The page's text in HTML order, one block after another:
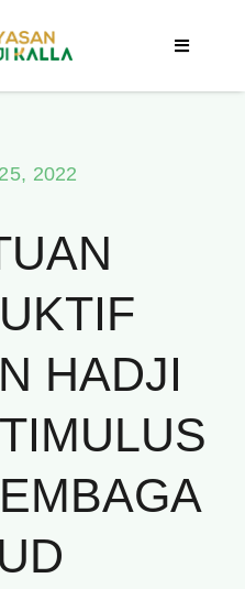
Toggle
2022
HADJI